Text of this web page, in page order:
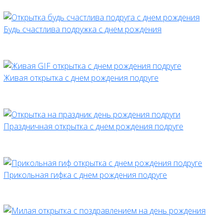
Будь счастлива подружка с днем рождения
Живая открытка с днем рождения подруге
Праздничная открытка с днем рождения подруге
Прикольная гифка с днем рождения подруге